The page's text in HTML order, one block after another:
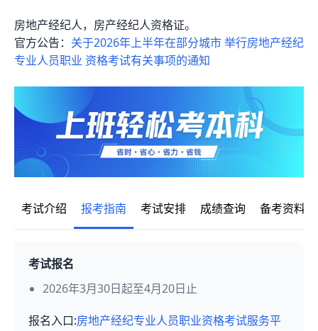
房地产经纪人，房产经纪人资格证。
官方公告： 关于2026年上半年在部分城市 举行房地产经纪
专业人员职业 资格考试有关事项的通知
考试介绍 报考指南 考试安排 成绩查询 备考资料
考试报名
2026年3月30日起至4月20日止
报名入口:房地产经纪专业人员职业资格考试服务平